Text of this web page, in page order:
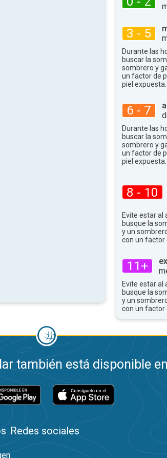
3 - 5
Durante las
buscar la
sombrero y
un factor de
piel expuesta.
6 - 7
Durante las
buscar la
sombrero y
un factor de
piel expuesta.
8 - 10
Evite estar al
busque la
y un
con un factor
11+
Evite estar al
busque la
y un
con un factor
también está disponible en
Redes sociales